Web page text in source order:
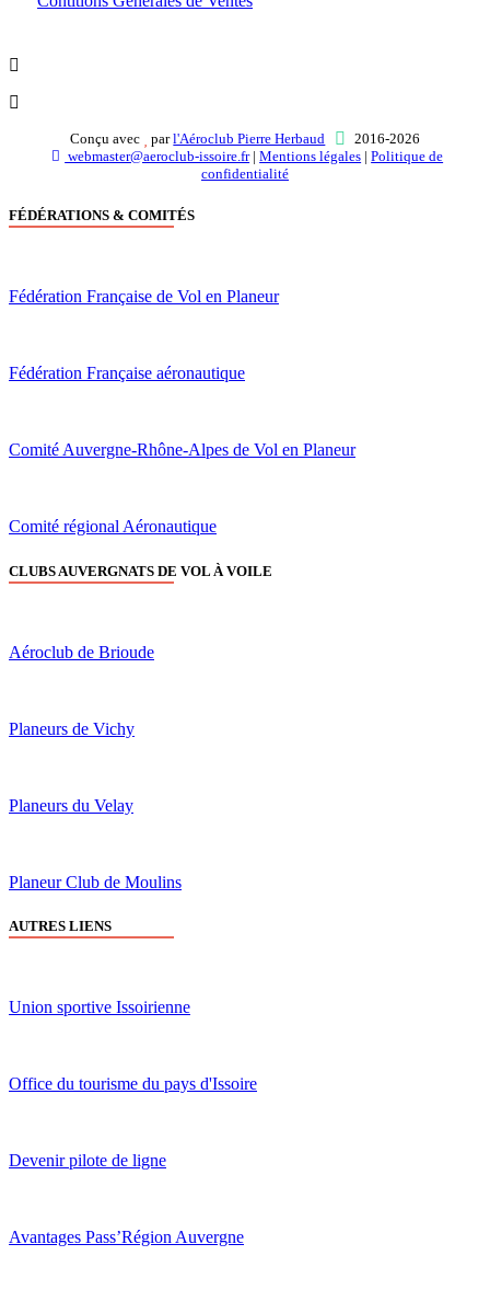
Conçu avec parl'Aéroclub Pierre Herbaud
2016-2026
webmaster@aeroclub-issoire.fr|Mentions légales |Politique de
confidentialité
FÉDÉRATIONS & COMITÉS
Fédération Française de Vol en Planeur
Fédération Française aéronautique
Comité Auvergne-Rhône-Alpes de Vol en Planeur
Comité régional Aéronautique
CLUBS AUVERGNATS DE VOL À VOILE
Aéroclub de Brioude
Planeurs de Vichy
Planeurs du Velay
Planeur Club de Moulins
AUTRES LIENS
Union sportive Issoirienne
Office du tourisme du pays d'Issoire
Devenir pilote de ligne
Avantages Pass’Région Auvergne